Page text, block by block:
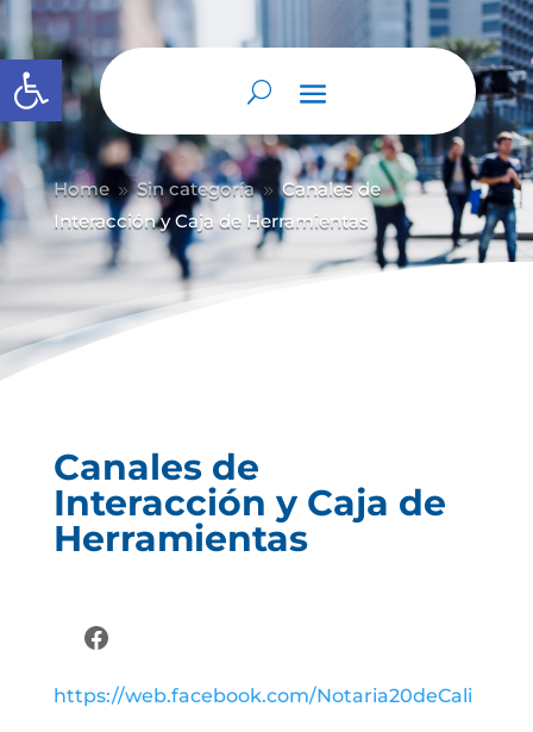
Abrir barra de herramientas
Home 9 Sin categoría 9 Canales de
Interacción y Caja de Herramientas
Canales de
Interacción y Caja de
Herramientas
Facebook
https://web.facebook.com/Notaria20deCali